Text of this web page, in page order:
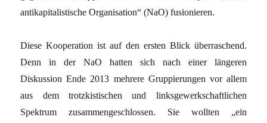
antikapitalistische Organisation“ (NaO) fusionieren.
Diese Kooperation ist auf den ersten Blick überraschend.
Denn in der NaO hatten sich nach einer längeren
Diskussion Ende 2013 mehrere Gruppierungen vor allem
aus dem trotzkistischen und linksgewerkschaftlichen
Spektrum zusammengeschlossen. Sie wollten „ein